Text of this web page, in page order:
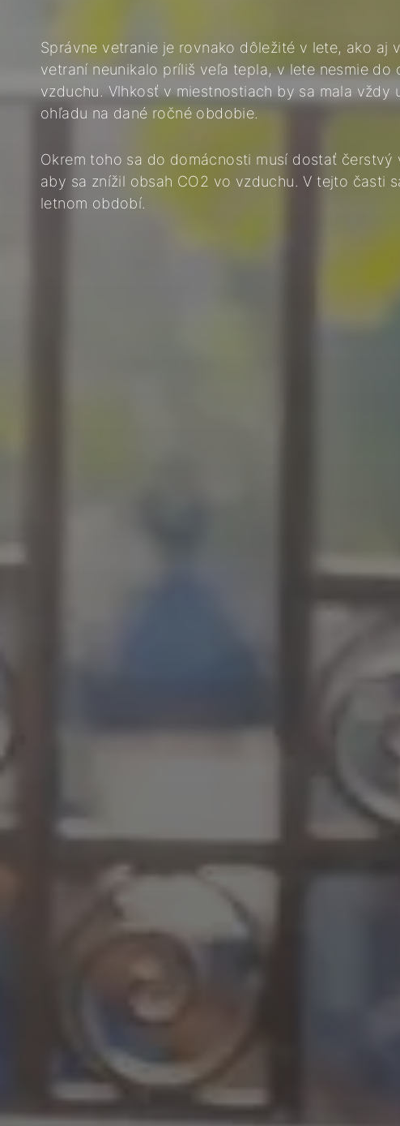
Správne vetranie je rovnako dôležité v lete, ako aj
vetraní neunikalo príliš veľa tepla, v lete nesmie
vzduchu. Vlhkosť v miestnostiach by sa mala vždy
ohľadu na dané ročné obdobie.
Okrem toho sa do domácnosti musí dostať
aby sa znížil obsah CO2 vo vzduchu. V tejto časti
letnom období.